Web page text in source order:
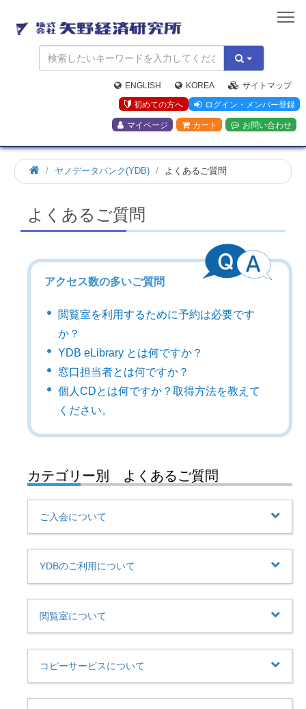
矢
野
経
済
研
究
所
ENGLISH KOREA
サイトマップ
初めての方へ
ログイン・メンバー登録
マイページ カート お問い合わせ
ヤノデータバンク(YDB) よくあるご質問
よくあるご質問
アクセス数の多いご質問
閲覧室を利用するために予約は必要です
か？
YDB eLibrary とは何ですか？
窓口担当者とは何ですか？
個人CDとは何ですか？取得方法を教えて
ください。
カテゴリー別 よくあるご質問
ご入会について
YDBのご利用について
閲覧室について
コピーサービスについて